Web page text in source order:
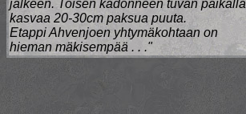
jälkeen. Toisen kadonneen tuvan paikalla
kasvaa 20-30cm paksua puuta.
Etappi Ahvenjoen yhtymäkohtaan on
hieman mäkisempää . . ."